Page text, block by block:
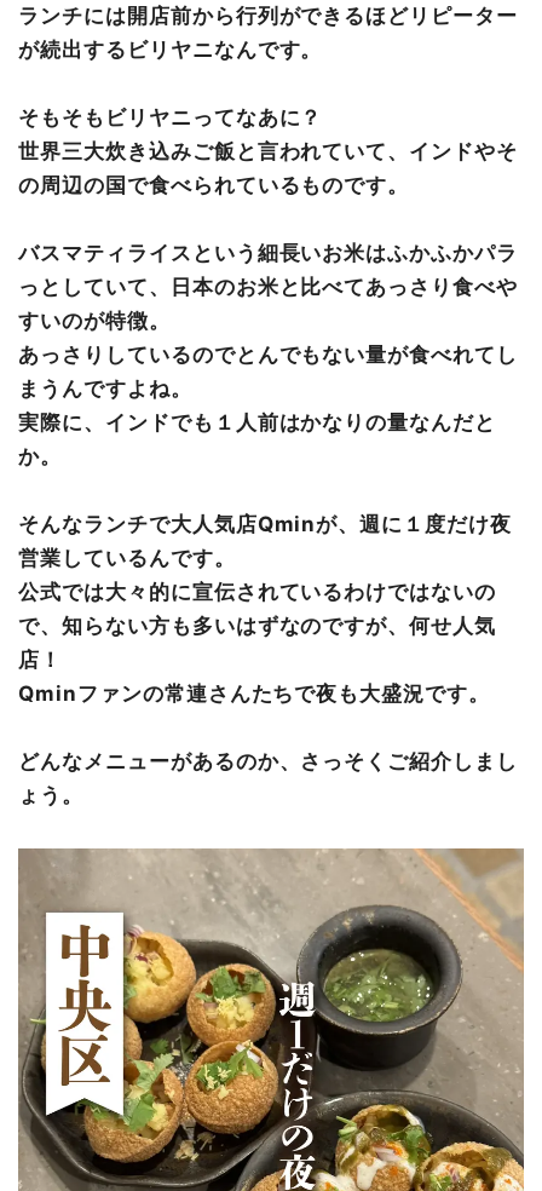
店内のようす
店舗情報
ランチには開店前から行列ができるほどリピーター
が続出するビリヤニなんです。
そもそもビリヤニってなあに？
世界三大炊き込みご飯と言われていて、インドやそ
の周辺の国で食べられているものです。
バスマティライスという細長いお米はふかふかパラ
っとしていて、日本のお米と比べてあっさり食べや
すいのが特徴。
あっさりしているのでとんでもない量が食べれてし
まうんですよね。
実際に、インドでも１人前はかなりの量なんだと
か。
そんなランチで大人気店Qminが、週に１度だけ夜
営業しているんです。
公式では大々的に宣伝されているわけではないの
で、知らない方も多いはずなのですが、何せ人気
店！
Qminファンの常連さんたちで夜も大盛況です。
どんなメニューがあるのか、さっそくご紹介しまし
ょう。